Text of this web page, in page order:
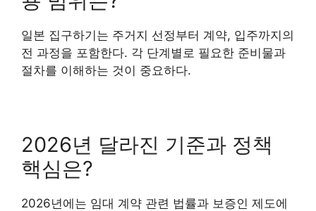
일본 집구하기는 주거지 선정부터 계약, 입주까지의
전 과정을 포함한다. 각 단계별로 필요한 준비물과
절차를 이해하는 것이 중요하다.
2026년 달라진 기준과 정책
핵심은?
2026년에는 임대 계약 관련 법률과 보증인 제도에